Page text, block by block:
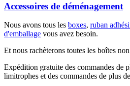
Accessoires de déménagement
Nous avons tous les boxes, ruban
d'emballage vous avez besoin.
Et nous rachèterons toutes les boîtes
Expédition gratuite des commandes de
limitrophes et des commandes de plus